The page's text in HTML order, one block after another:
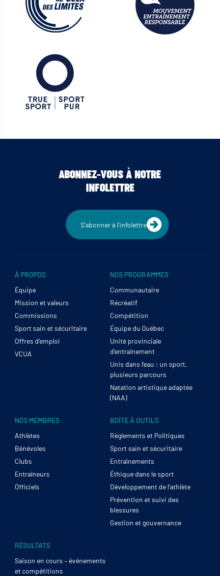
ABONNEZ-VOUS À NOTRE
INFOLETTRE
S'abonner à l'infolettre
À PROPOS
Équipe
Mission et valeurs
Commissions
Sport sain et sécuritaire
Offres d’emploi
VCUA
NOS PROGRAMMES
Communautaire
Récréatif
Compétition
Équipe du Québec
Unité provinciale
d’entraînement
Unis dans l’eau : un sport,
plusieurs parcours
Natation artistique adaptée
(NAA)
NOS MEMBRES
Athlètes
Bénévoles
Clubs
Entraîneurs
Officiels
BOÎTE À OUTILS
Règlements et Politiques
Sport sain et sécuritaire
Entraînements
Éthique dans le sport
Développement de l’athlète
Prévention et suivi des
blessures
Gestion et gouvernance
RÉSULTATS
Saison en cours – événements
et compétitions